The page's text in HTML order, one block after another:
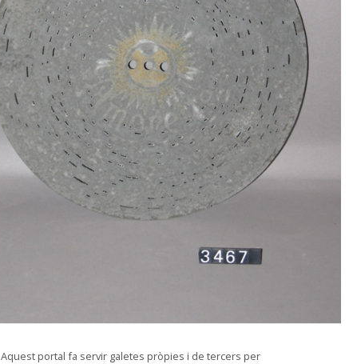
Aquest portal fa servir galetes pròpies i de tercers per